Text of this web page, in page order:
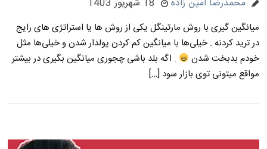
محمدرضا امین زاده 18 شهریور 1403
میانگین گیری با روش مارتینگل یکی از روش ها یا استراتژی های رایج
در ترید کردنه . خیلی‌ها با میانگین کم کردن پولدار شدن و خیلی‌ها مثل
خودم بدبخت شدن
. اگه بلد باشی چجوری میانگین بگیری در بیشتر
مواقع میتونی توی بازار سود […]